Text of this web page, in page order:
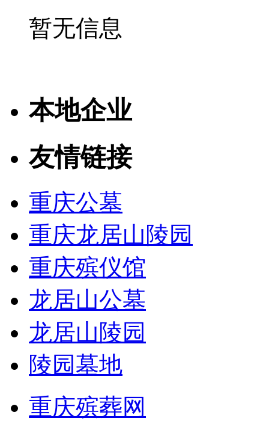
暂无信息
本地企业
友情链接
重庆公墓
重庆龙居山陵园
重庆殡仪馆
龙居山公墓
龙居山陵园
陵园墓地
重庆殡葬网